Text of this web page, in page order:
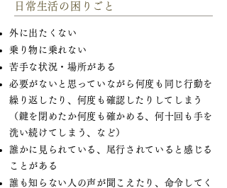
日常生活の困りごと
外に出たくない
乗り物に乗れない
苦手な状況・場所がある
必要がないと思っていながら何度も同じ行動を
繰り返したり、何度も確認したりしてしまう
（鍵を閉めたか何度も確かめる、何十回も手を
洗い続けてしまう、など）
誰かに見られている、尾行されていると感じる
ことがある
誰も知らない人の声が聞こえたり、命令してく